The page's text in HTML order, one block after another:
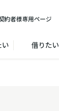
約者様専用ページ
い 借りたい